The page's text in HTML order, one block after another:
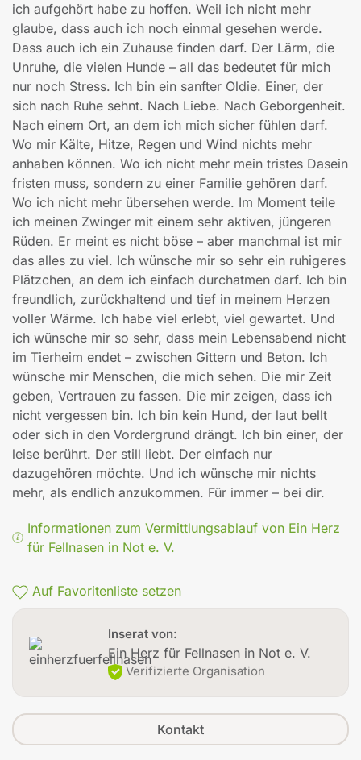
ich aufgehört habe zu hoffen. Weil ich nicht mehr
glaube, dass auch ich noch einmal gesehen werde.
Dass auch ich ein Zuhause finden darf. Der Lärm, die
Unruhe, die vielen Hunde – all das bedeutet für mich
nur noch Stress. Ich bin ein sanfter Oldie. Einer, der
sich nach Ruhe sehnt. Nach Liebe. Nach Geborgenheit.
Nach einem Ort, an dem ich mich sicher fühlen darf.
Wo mir Kälte, Hitze, Regen und Wind nichts mehr
anhaben können. Wo ich nicht mehr mein tristes Dasein
fristen muss, sondern zu einer Familie gehören darf.
Wo ich nicht mehr übersehen werde. Im Moment teile
ich meinen Zwinger mit einem sehr aktiven, jüngeren
Rüden. Er meint es nicht böse – aber manchmal ist mir
das alles zu viel. Ich wünsche mir so sehr ein ruhigeres
Plätzchen, an dem ich einfach durchatmen darf. Ich bin
freundlich, zurückhaltend und tief in meinem Herzen
voller Wärme. Ich habe viel erlebt, viel gewartet. Und
ich wünsche mir so sehr, dass mein Lebensabend nicht
im Tierheim endet – zwischen Gittern und Beton. Ich
wünsche mir Menschen, die mich sehen. Die mir Zeit
geben, Vertrauen zu fassen. Die mir zeigen, dass ich
nicht vergessen bin. Ich bin kein Hund, der laut bellt
oder sich in den Vordergrund drängt. Ich bin einer, der
leise berührt. Der still liebt. Der einfach nur
dazugehören möchte. Und ich wünsche mir nichts
mehr, als endlich anzukommen. Für immer – bei dir.
Informationen zum Vermittlungsablauf von Ein Herz
für Fellnasen in Not e. V.
Auf Favoritenliste setzen
Inserat von:
Ein Herz für Fellnasen in Not e. V.
Verifizierte Organisation
Kontakt